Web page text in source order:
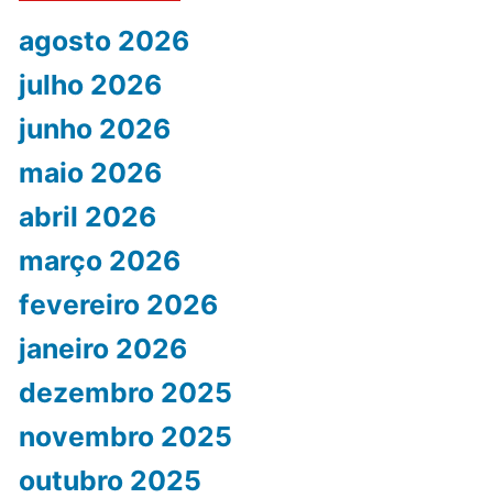
agosto 2026
julho 2026
junho 2026
maio 2026
abril 2026
março 2026
fevereiro 2026
janeiro 2026
dezembro 2025
novembro 2025
outubro 2025